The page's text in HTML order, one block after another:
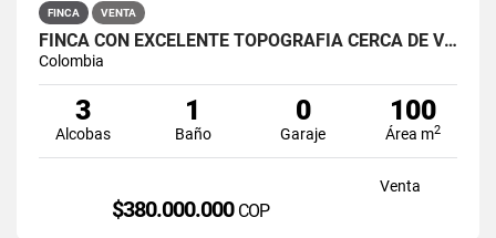
FINCA VENTA
FINCA CON EXCELENTE TOPOGRAFÍA CERCA DE VILLA LAURA EN SAN ROQUE
Colombia
3
Alcobas
1
Baño
0
Garaje
100
Área m2
Venta
$380.000.000 COP